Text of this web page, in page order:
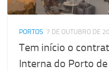
PORTOS 7 DE OUTUBRO DE
Tem início o
Interna do Porto